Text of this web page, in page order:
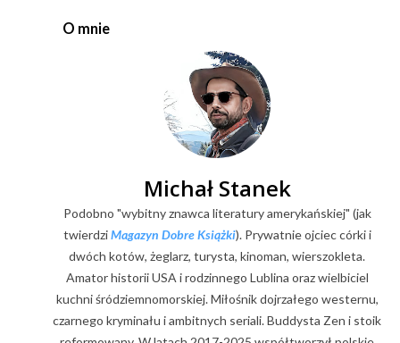
O mnie
Michał Stanek
Podobno "wybitny znawca literatury amerykańskiej" (jak
twierdziMagazyn Dobre Książki). Prywatnie ojciec córki i
dwóch kotów, żeglarz, turysta, kinoman, wierszokleta.
Amator historii USA i rodzinnego Lublina oraz wielbiciel
kuchni śródziemnomorskiej. Miłośnik dojrzałego westernu,
czarnego kryminału i ambitnych seriali. Buddysta Zen i stoik